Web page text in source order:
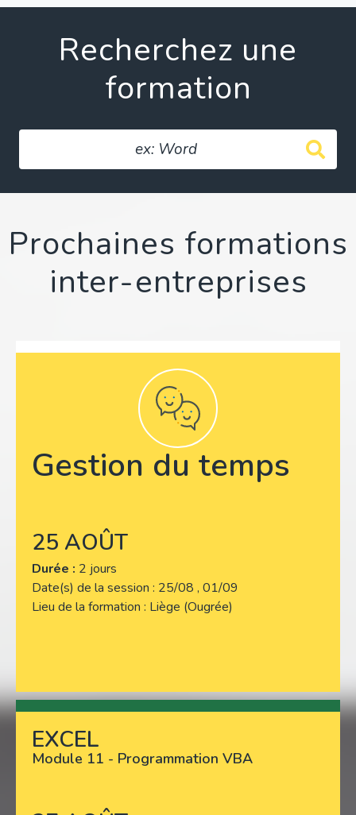
Recherchez une
formation
Prochaines formations
inter-entreprises
Gestion du temps
25 AOÛT
Durée : 2 jours
Date(s) de la session 25/08 , 01/09
Lieu de la formation Liège (Ougrée)
Lire plus
EXCEL
Module 11 - Programmation VBA